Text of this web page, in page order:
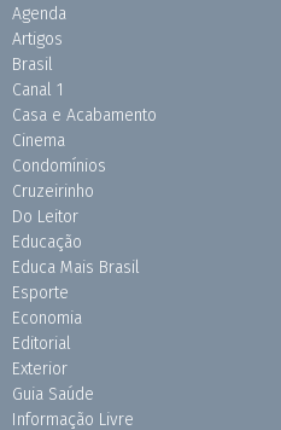
Agenda
Artigos
Brasil
Canal 1
Casa e Acabamento
Cinema
Condomínios
Cruzeirinho
Do Leitor
Educação
Educa Mais Brasil
Esporte
Economia
Editorial
Exterior
Guia Saúde
Informação Livre